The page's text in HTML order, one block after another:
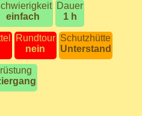
einfach
Dauer
1 h
Rundtour
nein
Schutzhütte
Unterstand